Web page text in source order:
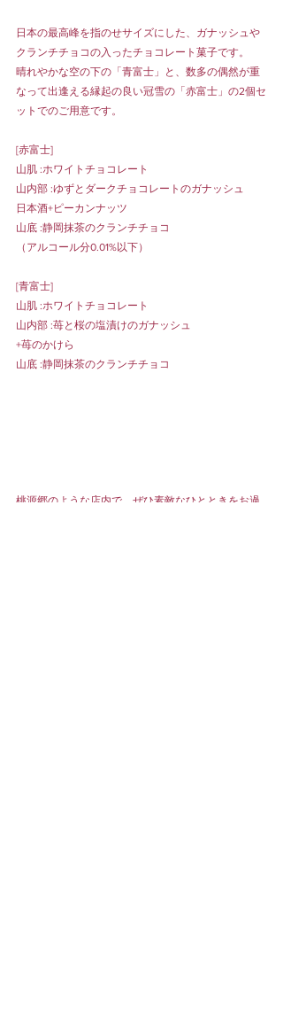
日本の最高峰を指のせサイズにした、ガナッシュや
クランチチョコの入ったチョコレート菓子です。
晴れやかな空の下の「青富士」と、数多の偶然が重
なって出逢える縁起の良い冠雪の「赤富士」の2個セ
ットでのご用意です。
[赤富士]
山肌 :ホワイトチョコレート
山内部 :ゆずとダークチョコレートのガナッシュ
日本酒+ピーカンナッツ
山底 :静岡抹茶のクランチチョコ
（アルコール分0.01%以下）
[青富士]
山肌 :ホワイトチョコレート
山内部 :苺と桜の塩漬けのガナッシュ
+苺のかけら
山底 :静岡抹茶のクランチチョコ
桃源郷のような店内で、ぜひ素敵なひとときをお過